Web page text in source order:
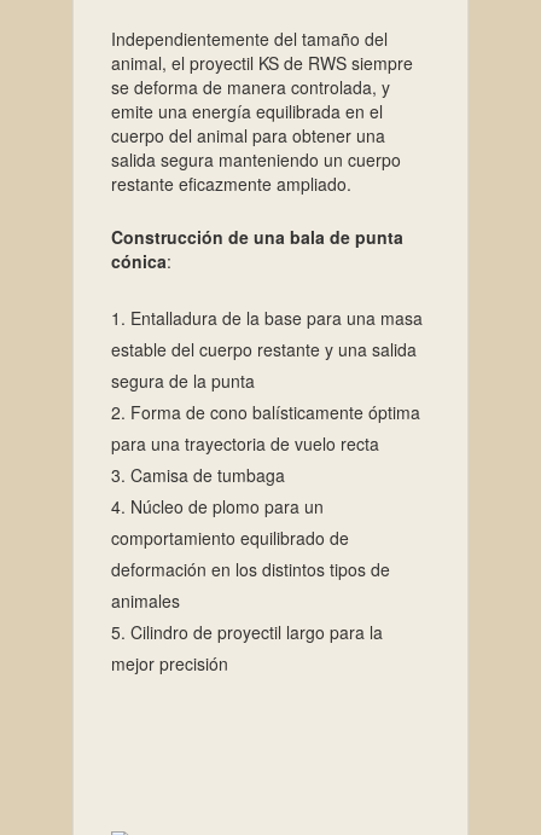
Independientemente del tamaño del
animal, el proyectil KS de RWS siempre
se deforma de manera controlada, y
emite una energía equilibrada en el
cuerpo del animal para obtener una
salida segura manteniendo un cuerpo
restante eficazmente ampliado.
Construcción de una bala de punta
cónica:
Entalladura de la base para una masa
estable del cuerpo restante y una salida
segura de la punta
Forma de cono balísticamente óptima
para una trayectoria de vuelo recta
Camisa de tumbaga
Núcleo de plomo para un
comportamiento equilibrado de
deformación en los distintos tipos de
animales
Cilindro de proyectil largo para la
mejor precisión